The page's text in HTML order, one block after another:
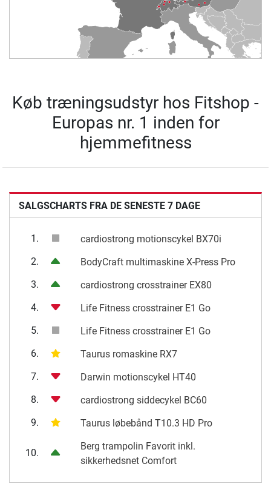
Køb træningsudstyr hos Fitshop -
Europas nr. 1 inden for
hjemmefitness
SALGSCHARTS FRA DE SENESTE 7 DAGE
1.
cardiostrong motionscykel BX70i
2.
BodyCraft multimaskine X-Press Pro
3.
cardiostrong crosstrainer EX80
4.
Life Fitness crosstrainer E1 Go
5.
Life Fitness crosstrainer E1 Go
6.
Taurus romaskine RX7
7.
Darwin motionscykel HT40
8.
cardiostrong siddecykel BC60
9.
Taurus løbebånd T10.3 HD Pro
10.
Berg trampolin Favorit inkl.
sikkerhedsnet Comfort